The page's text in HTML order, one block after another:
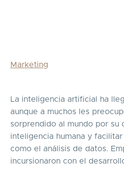
Marketing
La inteligencia artificial ha
aunque a muchos les
sorprendido al mundo por su
inteligencia humana y
como el análisis de datos.
incursionaron con el